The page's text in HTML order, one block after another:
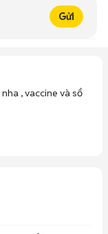
Gửi
, vaccine và sổ